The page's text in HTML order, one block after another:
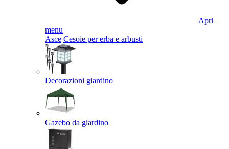
Apri
menu
Asce Cesoie per erba e arbusti
Decorazioni giardino
Gazebo da giardino